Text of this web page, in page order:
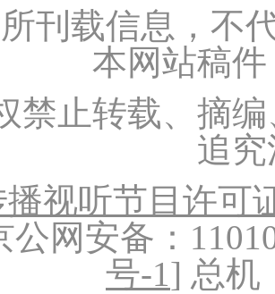
刊载信息，不
本网站稿
禁止转载、摘
追
播视听节目许可
公网安备：
号-1] 总机